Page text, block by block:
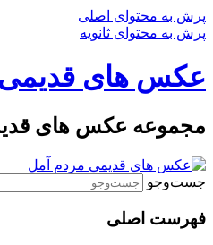
پرش به محتوای اصلی
پرش به محتوای ثانویه
عکس های قدیمی
مجموعه عکس های
جست‌وجو
فهرست اصلی